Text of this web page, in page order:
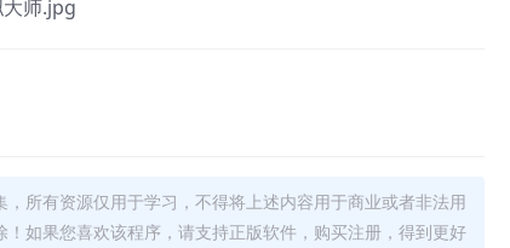
所有资源仅用于学习，不得将上述内容用于商业或者非法用
如果您喜欢该程序，请支持正版软件，购买注册，得到更好